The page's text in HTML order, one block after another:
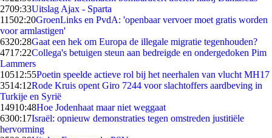
2709:33Uitslag Ajax - Sparta
11502:20GroenLinks en PvdA: 'openbaar vervoer moet gratis worden
voor armlastigen'
6320:28Gaat een hek om Europa de illegale migratie tegenhouden?
4717:22Collega's betuigen steun aan bedreigde en ondergedoken Pim
Lammers
10512:55Poetin speelde actieve rol bij het neerhalen van vlucht MH17
3514:12Rode Kruis opent Giro 7244 voor slachtoffers aardbeving in
Turkije en Syrië
14910:48Hoe Jodenhaat maar niet weggaat
6300:17Israël: opnieuw demonstraties tegen omstreden justitiële
hervorming